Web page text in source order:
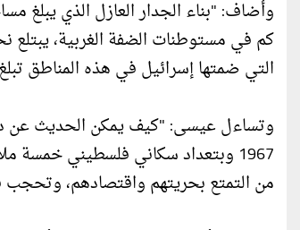
التي ضمتها إسرائيل في هذه المناطق تبلغ 800كم2".
وتساءل عيسى: "كيف يمكن الحديث عن
1967 وبتعداد سكاني فلسطيني خمسة
من التمتع بحريتهم واقتصادهم،